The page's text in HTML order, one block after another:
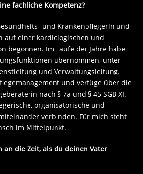
fachliche Kompetenz?
und Krankenpflegerin und
auf einer kardiologischen und
begonnen. Im Laufe der Jahre habe
übernommen, unter
und Verwaltungsleitung.
und verfüge über die
nach § 7a und § 45 SGB XI.
organisatorische und
verbinden. Für mich steht
im Mittelpunkt.
an die Zeit, als du deinen Vater